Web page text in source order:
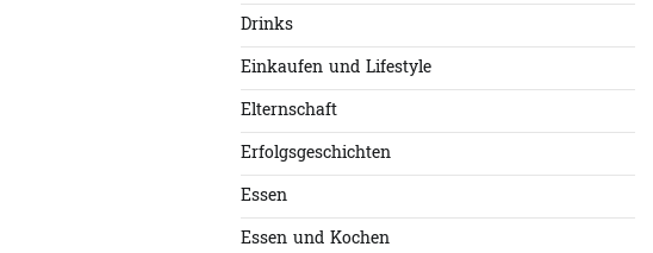
Drinks
Einkaufen und Lifestyle
Elternschaft
Erfolgsgeschichten
Essen
Essen und Kochen